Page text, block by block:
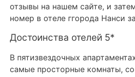
отзывы на нашем сайте, и
номер в отеле ггорода Нанси
Достоинства отелей 5*
В пятизвездочных
самые просторные комнаты,